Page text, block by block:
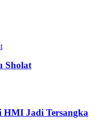
Sholat
Jadi Tersangka